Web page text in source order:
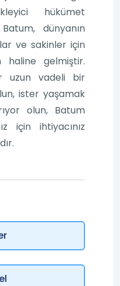
hükümet
dünyanın
ve sakinler için
haline gelmiştir.
uzun vadeli bir
ister yaşamak
olun, Batum
için ihtiyacınız